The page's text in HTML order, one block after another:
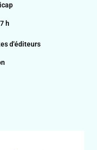
h
d'éditeurs